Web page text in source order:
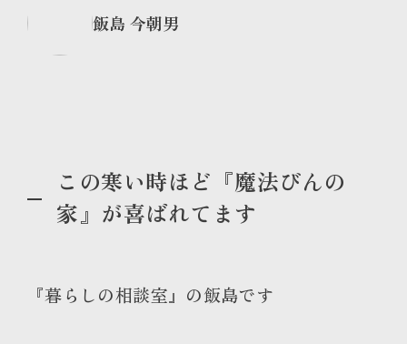
飯島 今朝男
この寒い時ほど『魔法びんの
家』が喜ばれてます
『暮らしの相談室』の飯島です